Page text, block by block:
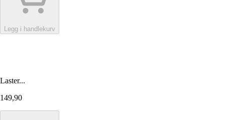
Legg i handlekurv
Laster...
149,90